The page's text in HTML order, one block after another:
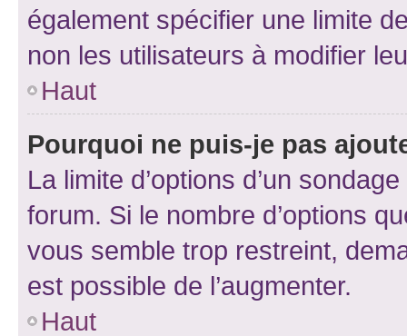
également spécifier une limite
non les utilisateurs à modifier
Haut
Pourquoi ne puis-je pas
La limite d’options d’un
forum. Si le nombre d’options
vous semble trop restreint,
est possible de l’augmenter.
Haut